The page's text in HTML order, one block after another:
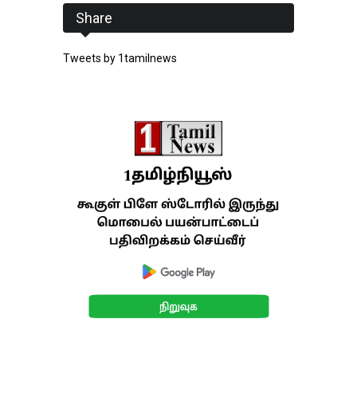
Share
Tweets by 1tamilnews